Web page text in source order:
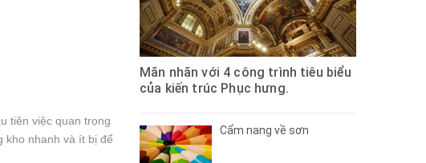
tiên việc quan trọng
kho nhanh và ít bị để
Mãn nhãn với 4 công trình tiêu biểu
của kiến trúc Phục hưng.
Cẩm nang về sơn